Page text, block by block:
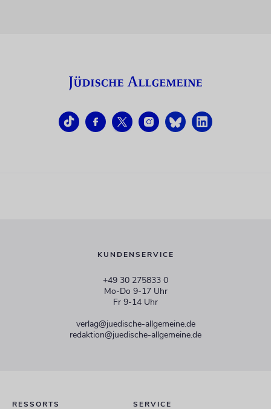
KUNDENSERVICE
+49 30 275833 0
Mo-Do 9-17 Uhr
Fr 9-14 Uhr
verlag@juedische-allgemeine.de
redaktion@juedische-allgemeine.de
RESSORTS SERVICE